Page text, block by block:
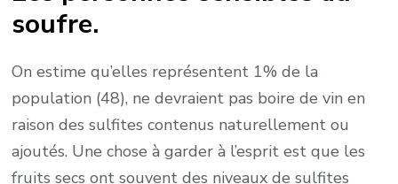
soufre.
On estime qu’elles représentent 1% de la
population (48), ne devraient pas boire de vin en
raison des sulfites contenus naturellement ou
ajoutés. Une chose à garder à l’esprit est que les
fruits secs ont souvent des niveaux de sulfites